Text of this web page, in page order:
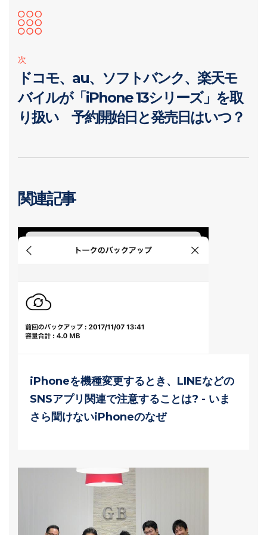
次
ドコモ、au、ソフトバンク、楽天モ
バイルが「iPhone 13シリーズ」を取
り扱い 予約開始日と発売日はいつ？
関連記事
iPhoneを機種変更するとき、LINEなどの
SNSアプリ関連で注意することは? - いま
さら聞けないiPhoneのなぜ